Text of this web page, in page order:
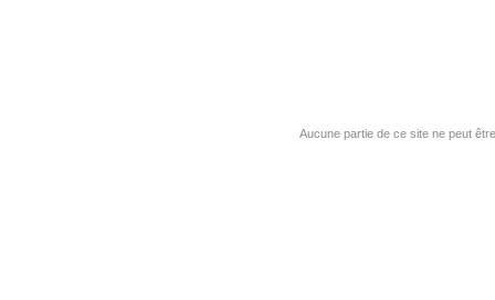
Aucune partie de ce site ne peut